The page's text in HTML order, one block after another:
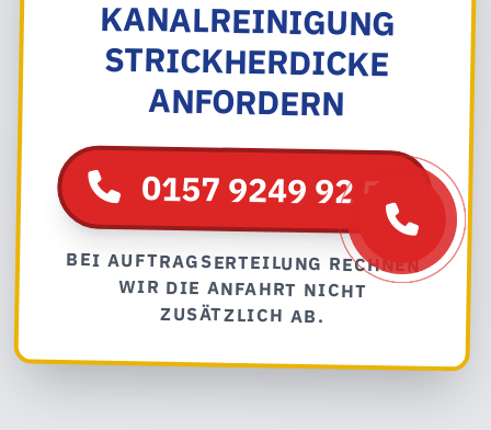
ANFORDERN
0157 9249 92 54
BEI AUFTRAGSERTEILUNG RECHNEN
WIR DIE ANFAHRT NICHT
ZUSÄTZLICH AB.